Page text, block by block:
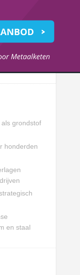
grondstof
honderden
en staal